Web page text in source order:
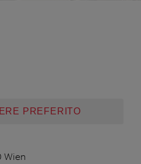
PREFERITO
Wien